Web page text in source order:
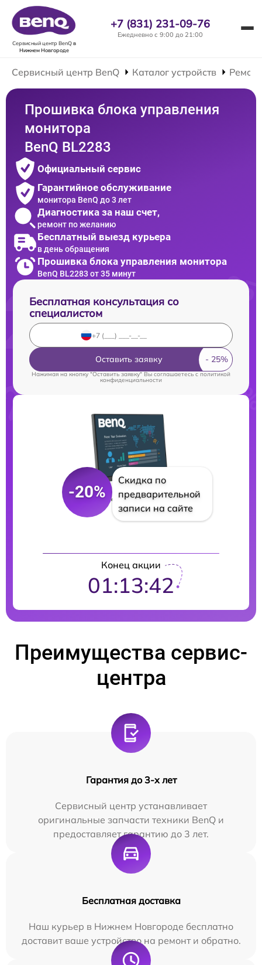
Сервисный центр BenQв
Нижнем Новгороде
+7 (831) 231-09-76
Ежедневно с 9:00 до 21:00
Сервисный центр BenQ Каталог устройств
Прошивка блока управления
монитора
BenQ BL2283
Официальный сервис
Гарантийное обслуживание
монитора BenQ до 3 лет
Диагностика за наш счет,
ремонт по желанию
Бесплатный выезд курьера
в день обращения
Прошивка блока управления монитора
BenQ BL2283 от 35 минут
Бесплатная консультация со
специалистом
Оставить заявку
Нажимая на кнопку "Оставить заявку" Вы соглашаетесь cполитикой
конфиденциальности
-20%
Скидка по
предварительной
записи на сайте
Конец акции
01:13:41
Преимущества сервис-
центра
Гарантия до 3-х лет
Сервисный центр устанавливает
оригинальные запчасти техники BenQ и
предоставляет гарантию до 3 лет.
Бесплатная доставка
Наш курьер в Нижнем Новгороде бесплатно
доставит ваше устройство на ремонт и обратно.